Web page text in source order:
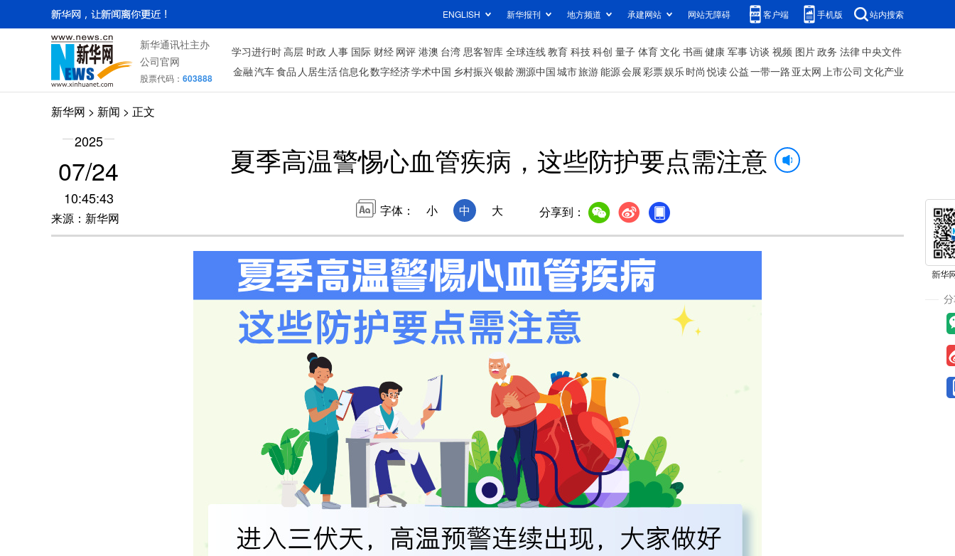
ENGLISH 新华报刊 地方频道 承建网站 网站无障碍 客户端 手机版 站内搜索
新华通讯社主办
公司官网
股票代码： 603888
学习进行时高层 时政 人事 国际 财经 网评 港澳 台湾 思客智库 全球连线教育 科技科创 量子 体育文化 书画健康 军事访谈 视频 图片政务 法律中央文件
金融汽车食品 人居生活信息化数字经济学术中国 乡村振兴银龄溯源中国城市旅游能源会展彩票娱乐时尚 悦读公益一带一路 亚太网上市公司 文化产业
新华网 > 新闻 > 正文
2025
07/24
10:45:43
来源：新华网
夏季高温警惕心血管疾病，这些防护要点需注意
字体： 小 中 大 分享到：